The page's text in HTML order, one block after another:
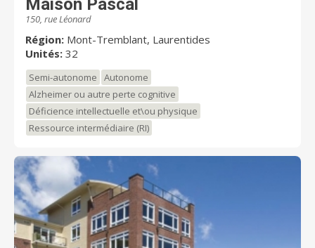
Maison Pascal
150, rue Léonard
Région: Mont-Tremblant, Laurentides
Unités: 32
Semi-autonome
Autonome
Alzheimer ou autre perte cognitive
Déficience intellectuelle et\ou physique
Ressource intermédiaire (RI)